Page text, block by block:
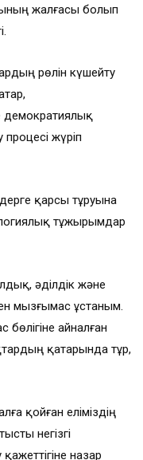
жалғасы болып
рөлін күшейту
демократиялық
жүріп
қарсы тұруына
тұжырымдар
әділдік және
мызғымас ұстаным.
айналған
қатарында тұр,
қойған еліміздің
негізгі
назар